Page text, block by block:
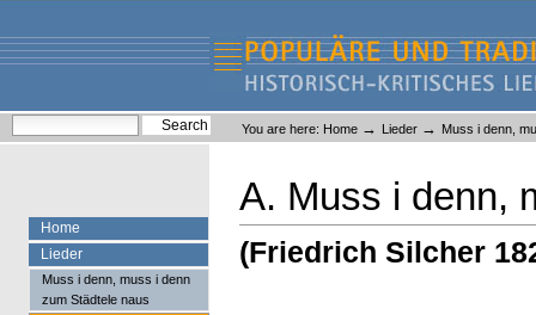
content.
navigation
Liederlexikon
Personal
tools
You are here: Home → Lieder → Muss i denn,
A. Muss i denn,
(Friedrich Silcher
Home
Lieder
Muss i denn, muss i denn
zum Städtele naus